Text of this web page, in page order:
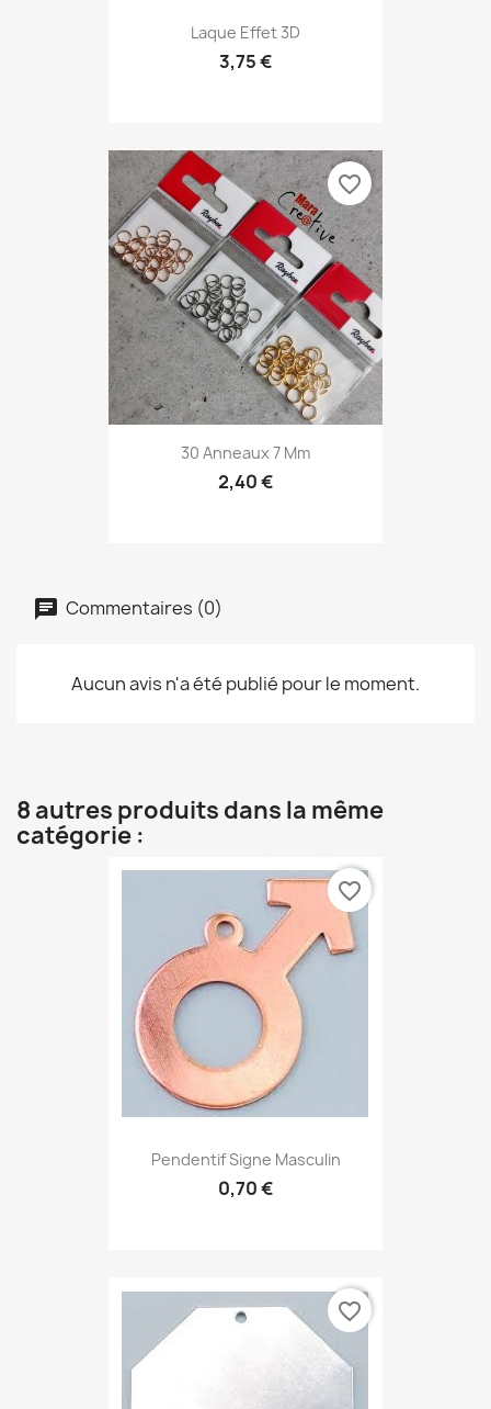
Laque Effet 3D
3,75 €
30 Anneaux 7 Mm
2,40 €
favorite_border
Commentaires (0)
Aucun avis n'a été publié pour le moment.
8 autres produits dans la même
catégorie :
Pendentif Signe Masculin
0,70 €
favorite_border
favorite_border